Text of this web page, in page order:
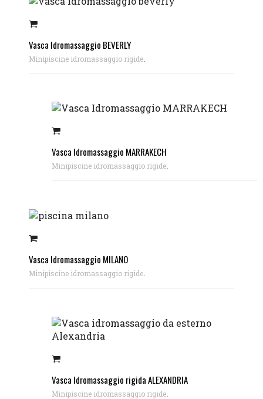
Vasca Idromassaggio BEVERLY
Minipiscine idromassaggio rigide.
Vasca Idromassaggio MARRAKECH
Minipiscine idromassaggio rigide.
Vasca Idromassaggio MILANO
Minipiscine idromassaggio rigide.
Vasca Idromassaggio rigida ALEXANDRIA
Minipiscine idromassaggio rigide.